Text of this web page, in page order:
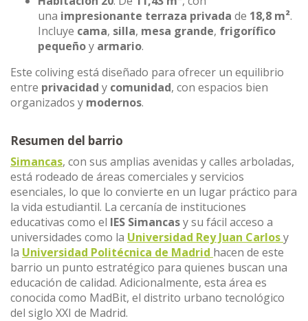
una impresionante terraza privada de 18,8 m².
Incluye cama, silla, mesa grande, frigorífico
pequeñoy armario.
Este coliving está diseñado para ofrecer un equilibrio
entre privacidad y comunidad, con espacios bien
organizados y modernos.
Resumen del barrio
Simancas, con sus amplias avenidas y calles arboladas,
está rodeado de áreas comerciales y servicios
esenciales, lo que lo convierte en un lugar práctico para
la vida estudiantil. La cercanía de instituciones
educativas como el IES Simancasy su fácil acceso a
universidades como la Universidad Rey Juan Carlosy
la Universidad Politécnica de Madrid hacen de este
barrio un punto estratégico para quienes buscan una
educación de calidad. Adicionalmente, esta área es
conocida como MadBit, el distrito urbano tecnológico
del siglo XXI de Madrid.